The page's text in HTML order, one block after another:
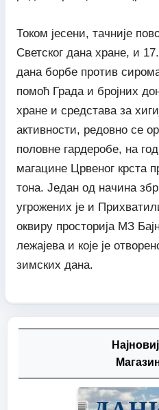
Током јесени, тачније
Светског дана хране, и
дана борбе против
помоћ Града и бројних
хране и средстава за
активности, редовно се
половне гардеробе, на
магацине Црвеног крста
тона. Један од начина
угрожених је и
оквиру просторија МЗ
лежајева и које је
зимских дана.